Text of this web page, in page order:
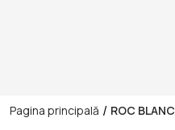
Pagina principală / ROC BLANC